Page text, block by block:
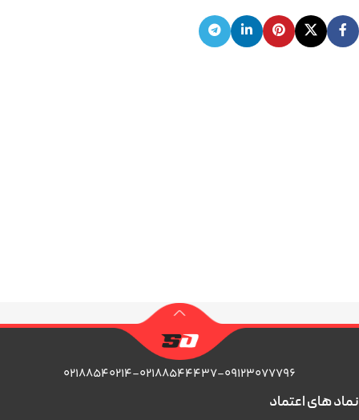
۰۲۱۸۸۵۴۰۲۱۴-۰۲۱۸۸۵۴۴۴۳۷-۰۹۱۲۳۰۷۷۷۹۶
نماد های اعتماد